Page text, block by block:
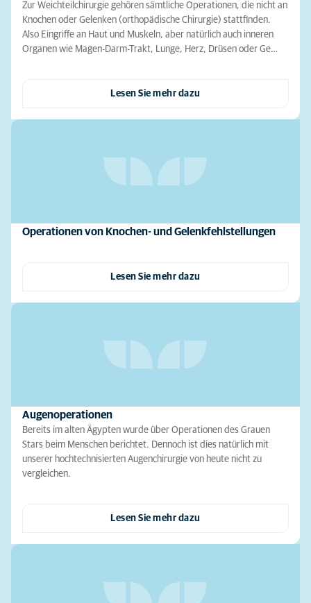
Zur Weichteilchirurgie gehören sämtliche Operationen, die nicht an
Knochen oder Gelenken (orthopädische Chirurgie) stattfinden.
Also Eingriffe an Haut und Muskeln, aber natürlich auch inneren
Organen wie Magen-Darm-Trakt, Lunge, Herz, Drüsen oder Ge…
Lesen Sie mehr dazu
Operationen von Knochen- und Gelenkfehlstellungen
Lesen Sie mehr dazu
Augenoperationen
Bereits im alten Ägypten wurde über Operationen des Grauen
Stars beim Menschen berichtet. Dennoch ist dies natürlich mit
unserer hochtechnisierten Augenchirurgie von heute nicht zu
vergleichen.
Lesen Sie mehr dazu